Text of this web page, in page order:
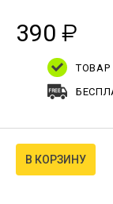
390 ₽
В КОРЗИНУ